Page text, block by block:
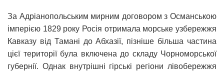
За Адріанопольським мирним договором з Османською
імперією 1829 року Росія отримала морське узбережжя
Кавказу від Тамані до Абхазії, пізніше більша частина
цієї території була включена до складу Чорноморської
губернії. Однак внутрішні гірські регіони лівобережжя